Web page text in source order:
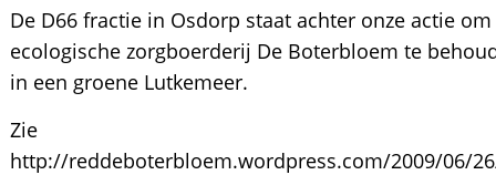
De D66 fractie in Osdorp staat achter onze actie om
ecologische zorgboerderij De Boterbloem te
in een groene Lutkemeer.
Zie
http://reddeboterbloem.wordpress.com/2009/06/